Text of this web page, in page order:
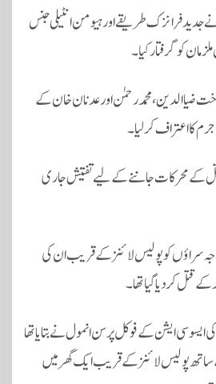
جدید فرانزک طریقے اور ہیومن انٹیلی جنس
کو گرفتار کیا۔
ضیا الدین، محمد رحمٰن اور عدنان خان کے
کا اعتراف کر لیا۔
کے محرکات جاننے کے لیے تفتیش جاری
کہ 21 اکتوبر کو 2 خواجہ سراؤں کو پولیس لائنز کے قریب ان کی
قتل کر دیا گیا تھا۔
ایسوسی ایشن کے فوکل پرسن انمول نے بتایا تھا
پولیس لائنز کے قریب ایک گھر میں